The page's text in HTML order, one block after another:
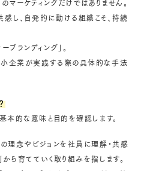
マーケティングだけではありません。
し、自発的に動ける組織こそ、持続
ブランディング」。
小企業が実践する際の具体的な手法
本的な意味と目的を確認します。
の理念やビジョンを社員に理解・共感
ら育てていく取り組みを指します。